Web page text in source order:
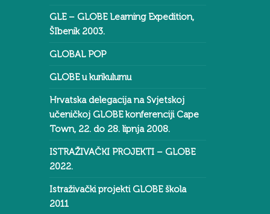
GLE – GLOBE Learning Expedition,
ŠIbenik 2003.
GLOBAL POP
GLOBE u kurikulumu
Hrvatska delegacija na Svjetskoj
učeničkoj GLOBE konferenciji Cape
Town, 22. do 28. lipnja 2008.
ISTRAŽIVAČKI PROJEKTI – GLOBE
2022.
Istraživački projekti GLOBE škola
2011